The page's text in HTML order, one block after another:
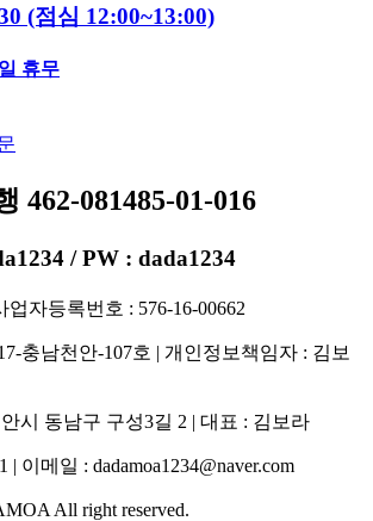
(점심 12:00~13:00)
휴무
462-081485-01-016
/ PW : dada1234
자등록번호 : 576-16-00662
충남천안-107호 | 개인정보책임자 : 김보
시 동남구 구성3길 2 | 대표 : 김보라
| 이메일 : dadamoa1234@naver.com
All right reserved.